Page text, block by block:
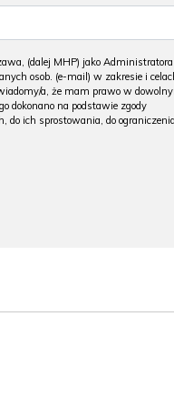
(dalej MHP) jako Administratora
osob. (e-mail) w zakresie i
a, że mam prawo w
dokonano na podstawie zgody
do ich sprostowania, do ograniczenia